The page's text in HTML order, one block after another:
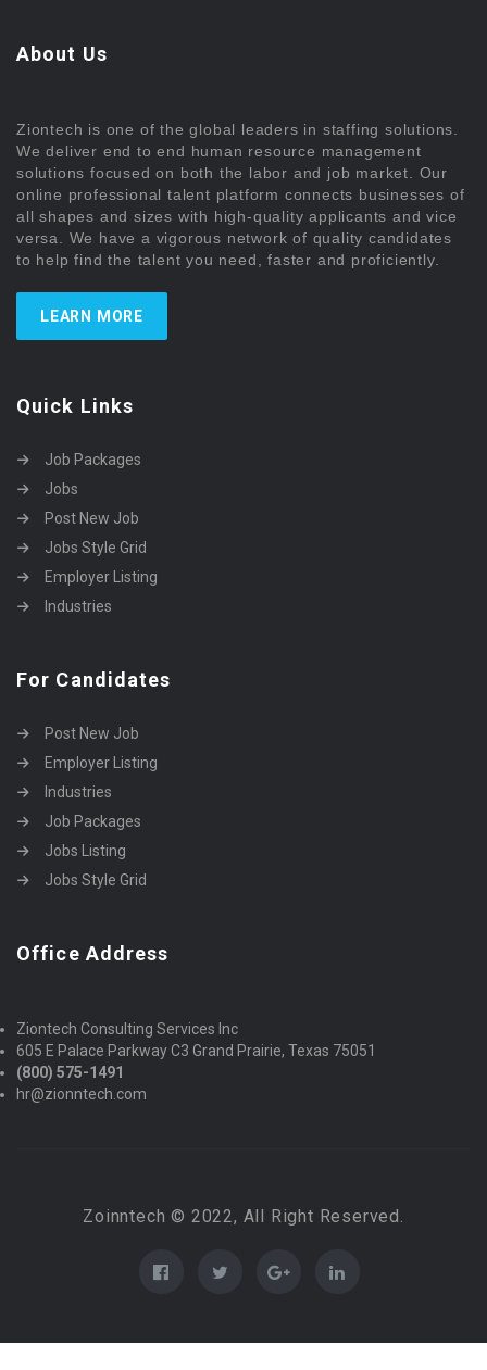
About Us
Ziontech is one of the global leaders in staffing solutions.
We deliver end to end human resource management
solutions focused on both the labor and job market. Our
online professional talent platform connects businesses of
all shapes and sizes with high-quality applicants and vice
versa. We have a vigorous network of quality candidates
to help find the talent you need, faster and proficiently.
LEARN MORE
Quick Links
Job Packages
Jobs
Post New Job
Jobs Style Grid
Employer Listing
Industries
For Candidates
Post New Job
Employer Listing
Industries
Job Packages
Jobs Listing
Jobs Style Grid
Office Address
Ziontech Consulting Services Inc
605 E Palace Parkway C3 Grand Prairie, Texas 75051
(800) 575-1491
hr@zionntech.com
Zoinntech © 2022, All Right Reserved.